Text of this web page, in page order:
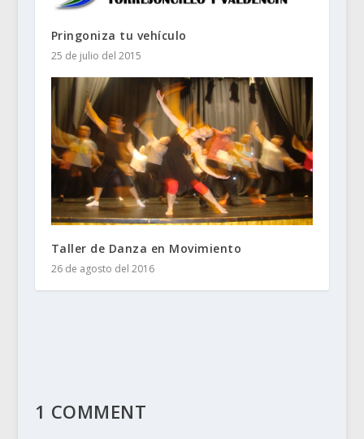
Pringoniza tu vehículo
25 de julio del 2015
Taller de Danza en Movimiento
26 de agosto del 2016
1 COMMENT